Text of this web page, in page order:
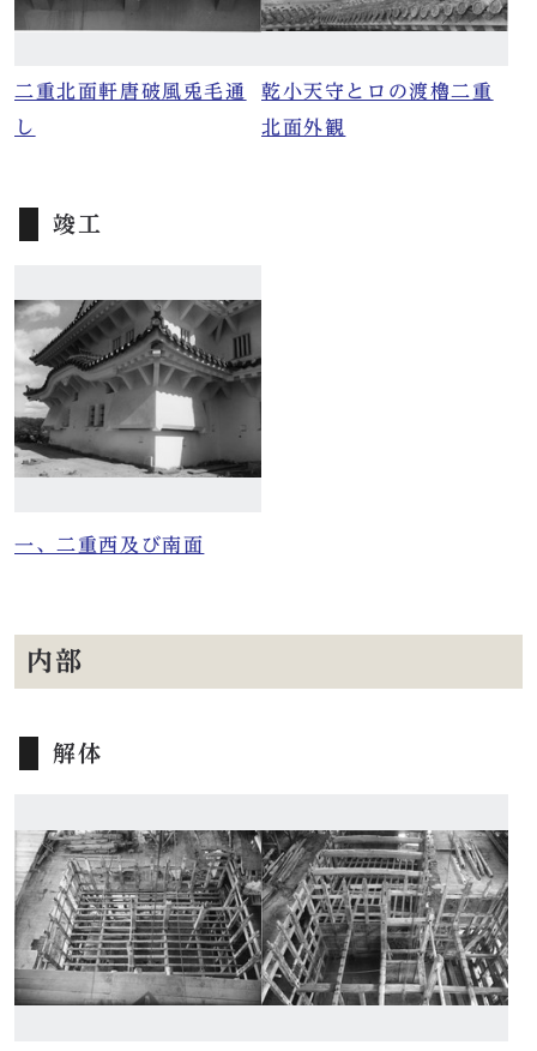
二重北面軒唐破風兎毛通
し
乾小天守とロの渡櫓二重
北面外観
竣工
一、二重西及び南面
内部
解体